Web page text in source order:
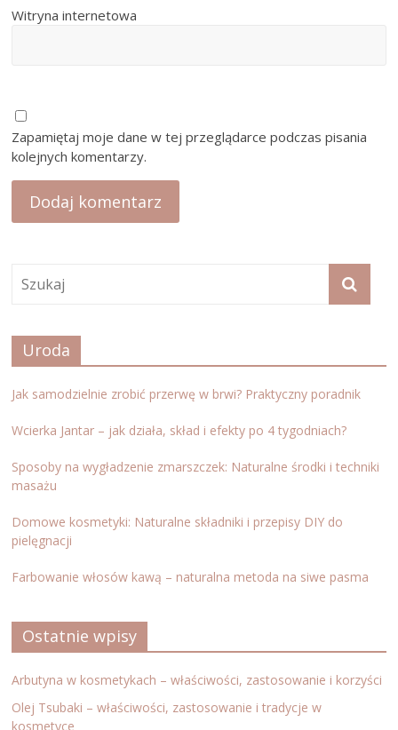
Witryna internetowa
Zapamiętaj moje dane w tej przeglądarce podczas pisania
kolejnych komentarzy.
Uroda
Jak samodzielnie zrobić przerwę w brwi? Praktyczny poradnik
Wcierka Jantar – jak działa, skład i efekty po 4 tygodniach?
Sposoby na wygładzenie zmarszczek: Naturalne środki i techniki
masażu
Domowe kosmetyki: Naturalne składniki i przepisy DIY do
pielęgnacji
Farbowanie włosów kawą – naturalna metoda na siwe pasma
Ostatnie wpisy
Arbutyna w kosmetykach – właściwości, zastosowanie i korzyści
Olej Tsubaki – właściwości, zastosowanie i tradycje w
kosmetyce